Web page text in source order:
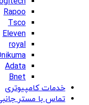
Rapoo
Tsco
Eleven
royal
Adata
Bnet
خدمات کامپیوتری
تماس با مستر